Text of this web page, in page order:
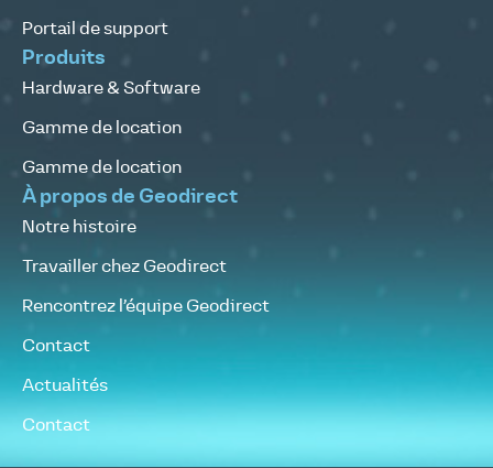
Portail de support
Produits
Hardware & Software
Gamme de location
Gamme de location
À propos de Geodirect
Notre histoire
Travailler chez Geodirect
Rencontrez l’équipe Geodirect
Contact
Actualités
Contact